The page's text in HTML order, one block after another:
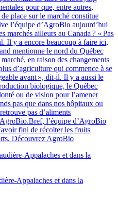
pour que, entre autres,
place sur le marché constitue
l’équipe d’AgroBio aujourd’hui
marchés ailleurs au Canada ? « Pas
Il y a encore beaucoup à faire ici,
mentionne le nord du Québec
en raison des changements
d’agriculture qui commence à se
avant », dit-il. Il y a aussi le
biologique, le Québec
ou de vision pour l’amener
pas que dans nos hôpitaux ou
pas d’aliments
l’équipe d’AgroBio
fini de récolter les fruits
Découvrez AgroBio
et dans la